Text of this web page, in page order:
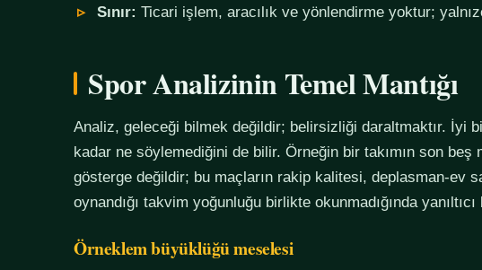
Sınır: Ticari işlem, aracılık ve yönlendirme yoktur;
Spor Analizinin Temel Mantığı
Analiz, geleceği bilmek değildir; belirsizliği daraltmaktır. İyi
kadar ne söylemediğini de bilir. Örneğin bir takımın son beş
gösterge değildir; bu maçların rakip kalitesi, deplasman-ev
oynandığı takvim yoğunluğu birlikte okunmadığında
Örneklem büyüklüğü meselesi